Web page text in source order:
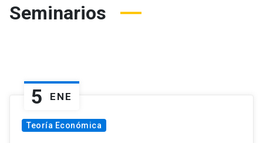
Seminarios
5 ENE
Teoría Económica